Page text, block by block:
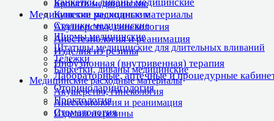
Медицинские расходные материалы
Акушерство, гинекология
Анестезиология и реанимация
Изделия из резины
Инфузионная (внутривенная) терапия
Лабораторные, аптечные и процедурные
Оториноларингология
Проктология
Стоматология
Кровати медицинские
Кушетки медицинские
Столики медицинские
Ширмы медицинские
Штативы медицинские для длительных вливаний
Тележки
Банкетки, диваны медицинские
Медицинские расходные материалы
Акушерство, гинекология
Анестезиология и реанимация
Изделия из резины